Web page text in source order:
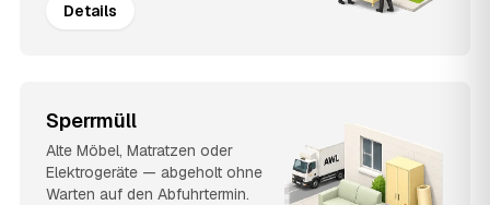
Details
Sperrmüll
Alte Möbel, Matratzen oder
Elektrogeräte — abgeholt ohne
Warten auf den Abfuhrtermin.